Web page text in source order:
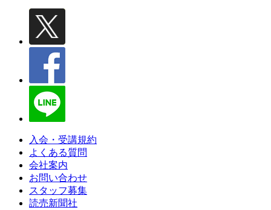
入会・受講規約
よくある質問
会社案内
お問い合わせ
スタッフ募集
読売新聞社